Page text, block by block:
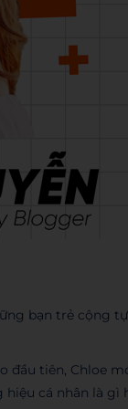
bạn trẻ cộng
đầu tiên, Chloe
cá nhân là